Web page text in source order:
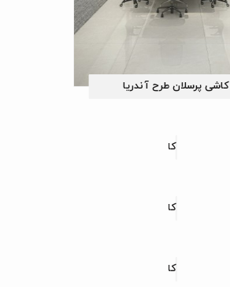
کاشی پرسلان طرح آندریا
کاشی پرسلان طرح دانژه
کاشی پرسلان طرح فیوژن
کاشی پرسلان طرح نیو هماتیت